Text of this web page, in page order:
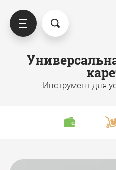
фрезерные
фрезерная
Инструмент для